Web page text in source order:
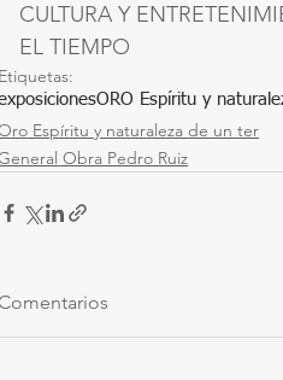
CULTURA Y
EL TIEMPO
Etiquetas:
ORO Espíritu y
Espíritu y naturaleza de un ter
Obra Pedro Ruiz